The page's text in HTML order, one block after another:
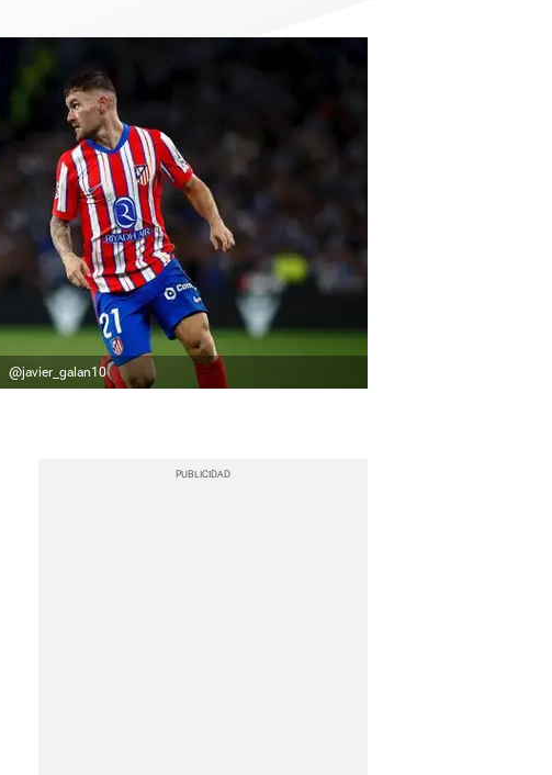
@javier_galan10